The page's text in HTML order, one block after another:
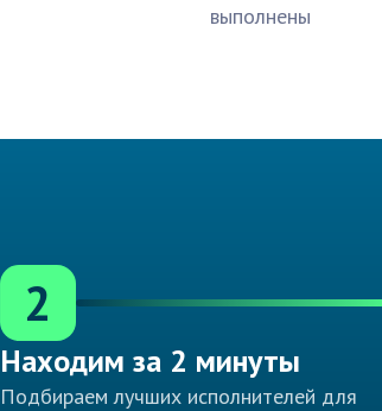
выполнены
2
Находим за 2 минуты
Подбираем лучших исполнителей для